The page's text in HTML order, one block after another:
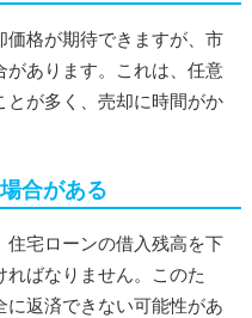
価格が期待できますが、市
があります。これは、任意
とが多く、売却に時間がか
合がある
住宅ローンの借入残高を下
ばなりません。このた
返済できない可能性があ